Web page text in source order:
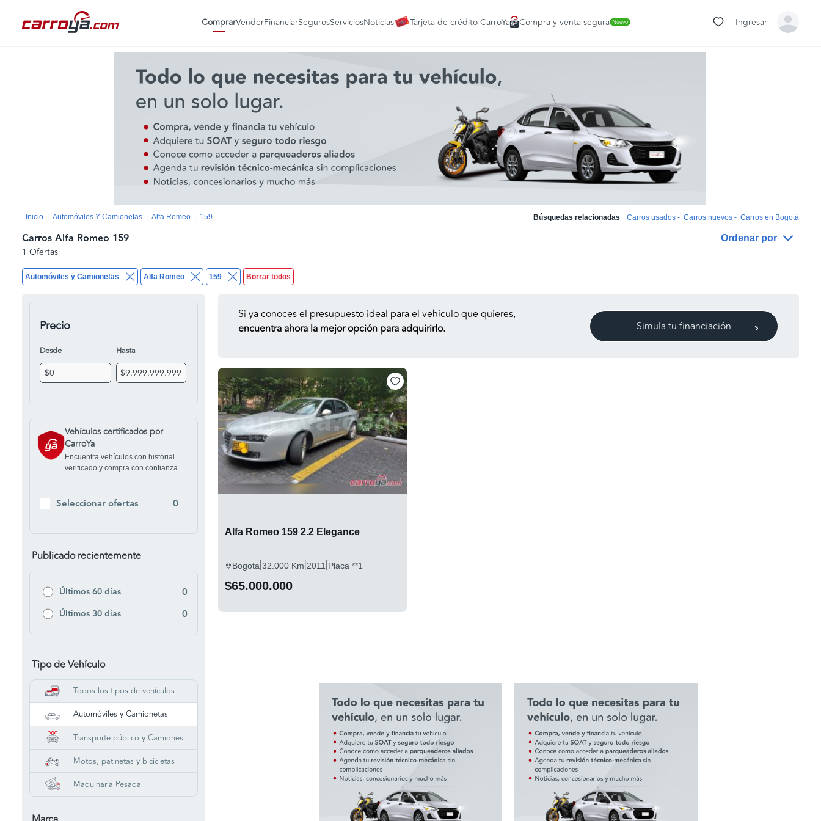
ComprarVenderFinanciarSegurosServiciosNoticias Tarjeta de crédito CarroYa Compra y venta segura Nuevo Ingresar
Inicio Automóviles Y Camionetas Alfa Romeo 159 Búsquedas relacionadas Carros usados - Carros nuevos - Carros en Bogotá
Automóviles y Camionetas Alfa Romeo 159 Borrar todos
Carros Alfa Romeo 159 Ordenar por
1 Ofertas
Precio
Desde -Hasta
Vehículos certificados por
CarroYa
Encuentra vehículos con historial
verificado y compra con confianza.
Seleccionar ofertas 0
Publicado recientemente
Últimos 60 días 0
Últimos 30 días 0
Tipo de Vehículo
Todos los tipos de vehículos
Automóviles y Camionetas
Transporte público y Camiones
Motos, patinetas y bicicletas
Maquinaria Pesada
Si ya conoces el presupuesto ideal para el vehículo que quieres,
encuentra ahora la mejor opción para adquirirlo.
Simula tu financiación
Alfa Romeo 159 2.2 Elegance
Bogota|32.000 Km|2011 |Placa **1
$65.000.000